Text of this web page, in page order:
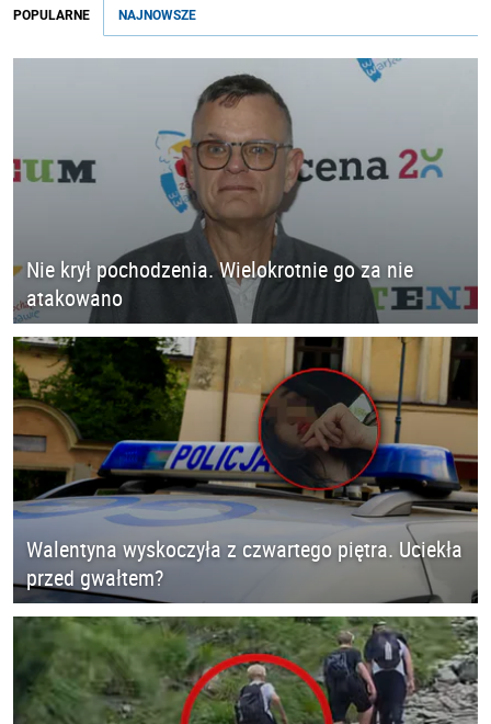
POPULARNE NAJNOWSZE
Nie krył pochodzenia. Wielokrotnie go za nie
atakowano
Walentyna wyskoczyła z czwartego piętra. Uciekła
przed gwałtem?